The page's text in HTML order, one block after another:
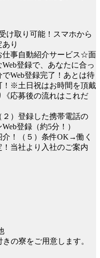
け取り可能！スマホから
り
仕事自動紹介サービス☆面
登録で、あなたに合っ
Web登録完了！あとは待
！※土日祝はお時間を頂戴
応募後の流れはこれだ
２）登録した携帯電話の
登録（約5分！）
介！（５）条件OK→働く
当社より入社のご案内
の寮をご用意します。